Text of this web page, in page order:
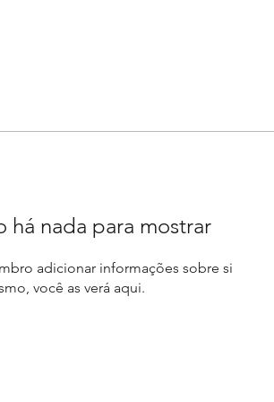
há nada para mostrar
adicionar informações sobre si
você as verá aqui.